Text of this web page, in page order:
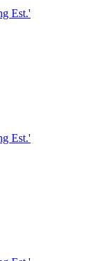
Est.'
Est.'